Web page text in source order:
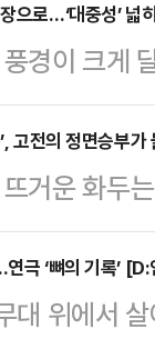
객석에 앉
포화 상
등장한 ‘포
사물함’ ‘
알 사물함
으로…‘대중성’ 넓
경이 크게
기 드라마
석을 채우
재 대학로
주인공으
배우들이
. 대표적으
고전의 정면승부
거운 화두
다. 헨리크
‘비교 관람
다.그리고
극 ‘뼈의 기록’
대 위에서